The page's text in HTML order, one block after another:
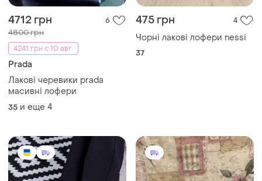
4712 грн 6
4800 грн
4241 грн с 10 авг.
Prada
Лакові черевики prada
масивні лофери
35 и еще 4
475 грн 4
Чорні лакові лофери nessi
37